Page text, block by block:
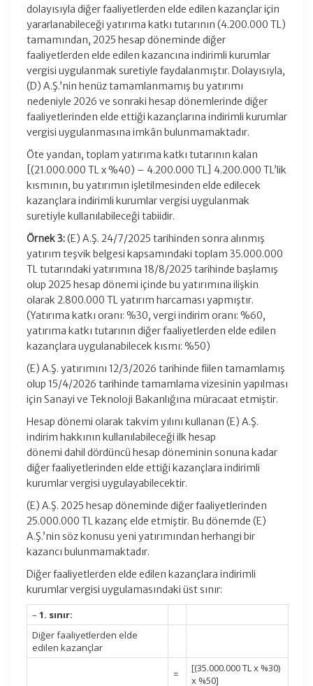
dolayısıyla diğer faaliyetlerden elde edilen kazançlar için
yararlanabileceği yatırıma katkı tutarının (4.200.000 TL)
tamamından, 2025 hesap döneminde diğer
faaliyetlerden elde edilen kazancına indirimli kurumlar
vergisi uygulanmak suretiyle faydalanmıştır. Dolayısıyla,
(D) A.Ş.’nin henüz tamamlanmamış bu yatırımı
nedeniyle 2026 ve sonraki hesap dönemlerinde diğer
faaliyetlerinden elde ettiği kazançlarına indirimli kurumlar
vergisi uygulanmasına imkân bulunmamaktadır.
Öte yandan, toplam yatırıma katkı tutarının kalan
[(21.000.000 TL x %40) – 4.200.000 TL] 4.200.000 TL’lik
kısmının, bu yatırımın işletilmesinden elde edilecek
kazançlara indirimli kurumlar vergisi uygulanmak
suretiyle kullanılabileceği tabiidir.
Örnek 3:(E) A.Ş. 24/7/2025 tarihinden sonra alınmış
yatırım teşvik belgesi kapsamındaki toplam 35.000.000
TL tutarındaki yatırımına 18/8/2025 tarihinde başlamış
olup 2025 hesap dönemi içinde bu yatırımına ilişkin
olarak 2.800.000 TL yatırım harcaması yapmıştır.
(Yatırıma katkı oranı: %30, vergi indirim oranı: %60,
yatırıma katkı tutarının diğer faaliyetlerden elde edilen
kazançlara uygulanabilecek kısmı: %50)
(E) A.Ş. yatırımını 12/3/2026 tarihinde fiilen tamamlamış
olup 15/4/2026 tarihinde tamamlama vizesinin yapılması
için Sanayi ve Teknoloji Bakanlığına müracaat etmiştir.
Hesap dönemi olarak takvim yılını kullanan (E) A.Ş.
indirim hakkının kullanılabileceği ilk hesap
dönemi dahil dördüncü hesap döneminin sonuna kadar
diğer faaliyetlerinden elde ettiği kazançlara indirimli
kurumlar vergisi uygulayabilecektir.
(E) A.Ş. 2025 hesap döneminde diğer faaliyetlerinden
25.000.000 TL kazanç elde etmiştir. Bu dönemde (E)
A.Ş.’nin söz konusu yeni yatırımından herhangi bir
kazancı bulunmamaktadır.
Diğer faaliyetlerden elde edilen kazançlara indirimli
kurumlar vergisi uygulamasındaki üst sınır:
– 1. sınır:
Diğer faaliyetlerden elde
edilen kazançlar
=
[(35.000.000 TL x %30)
x %50]